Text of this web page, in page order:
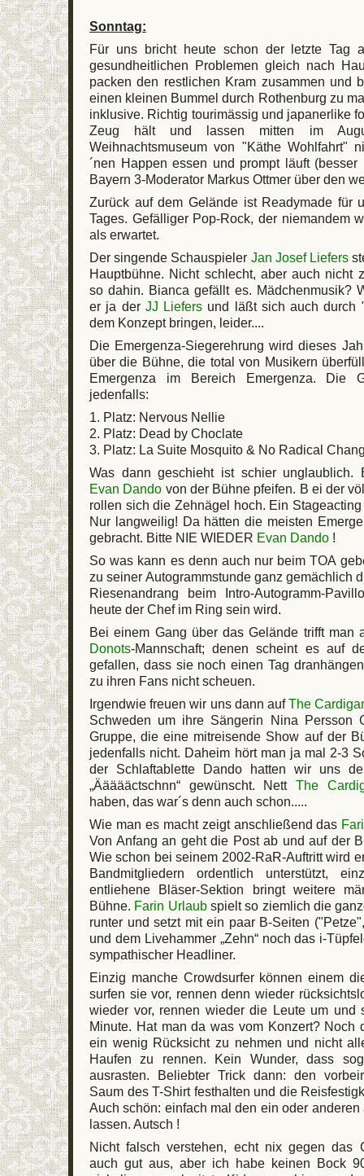
Sonntag:
Für uns bricht heute schon der letzte Tag
gesundheitlichen Problemen gleich nach
packen den restlichen Kram zusammen und
einen kleinen Bummel durch Rothenburg zu
inklusive. Richtig tourimässig und japanerlike
Zeug hält und lassen mitten im
Weihnachtsmuseum von "Käthe Wohlfahrt"
´nen Happen essen und prompt läuft
Bayern 3-Moderator Markus Ottmer über den
Zurück auf dem Gelände ist Readymade für
Tages. Gefälliger Pop-Rock, der niemandem
als erwartet.
Der singende Schauspieler Jan Josef Liefers
Hauptbühne. Nicht schlecht, aber auch nicht
so dahin. Bianca gefällt es. Mädchenmusik?
er ja der JJ Liefers und läßt sich auch durch
dem Konzept bringen, leider....
Die Emergenza-Siegerehrung wird dieses
über die Bühne, die total von Musikern
Emergenza im Bereich Emergenza. Die
jedenfalls:
1. Platz: Nervous Nellie
2. Platz: Dead by Choclate
3. Platz: La Suite Mosquito & No Radical
Was dann geschieht ist schier unglaublich.
Evan Dando von der Bühne pfeifen. B ei der
rollen sich die Zehnägel hoch. Ein
Nur langweilig! Da hätten die meisten
gebracht. Bitte NIE WIEDER Evan Dando !
So was kann es denn auch nur beim TOA
zu seiner Autogrammstunde ganz gemächlich
Riesenandrang beim Intro-Autogramm-
heute der Chef im Ring sein wird.
Bei einem Gang über das Gelände trifft man
Donots-Mannschaft; denen scheint es auf
gefallen, dass sie noch einen Tag
zu ihren Fans nicht scheuen.
Irgendwie freuen wir uns dann aufThe
Schweden um ihre Sängerin Nina Persson
Gruppe, die eine mitreisende Show auf der
jedenfalls nicht. Daheim hört man ja mal 2-3
der Schlaftablette Dando hatten wir uns
„Äääääctschnn“ gewünscht. NettThe
haben, das war´s denn auch schon.....
Wie man es macht zeigt anschließend das
Von Anfang an geht die Post ab und auf der
Wie schon bei seinem 2002-RaR-Auftritt wird
Bandmitgliedern ordentlich unterstützt,
entliehene Bläser-Sektion bringt weitere
Bühne. Farin Urlaubspielt so ziemlich die
runter und setzt mit ein paar B-Seiten
und dem Livehammer „Zehn“ noch das i-
sympathischer Headliner.
Einzig manche Crowdsurfer können einem
surfen sie vor, rennen denn wieder
wieder vor, rennen wieder die Leute um und
Minute. Hat man da was vom Konzert? Noch
ein wenig Rücksicht zu nehmen und nicht
Haufen zu rennen. Kein Wunder, dass
ausrasten. Beliebter Trick dann: den
Saum des T-Shirt festhalten und die
Auch schön: einfach mal den ein oder
lassen. Autsch !
Nicht falsch verstehen, echt nix gegen das
auch gut aus, aber ich habe keinen Bock